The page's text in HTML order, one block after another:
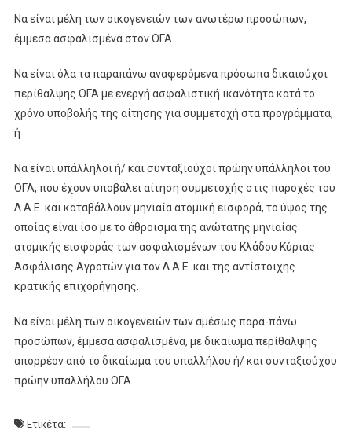
Να είναι μέλη των οικογενειών των ανωτέρω προσώπων,
έμμεσα ασφαλισμένα στον ΟΓΑ.
Να είναι όλα τα παραπάνω αναφερόμενα πρόσωπα δικαιούχοι
περίθαλψης ΟΓΑ με ενεργή ασφαλιστική ικανότητα κατά το
χρόνο υποβολής της αίτησης για συμμετοχή στα προγράμματα,
ή
Να είναι υπάλληλοι ή/ και συνταξιούχοι πρώην υπάλληλοι του
ΟΓΑ, που έχουν υποβάλει αίτηση συμμετοχής στις παροχές του
Λ.Α.Ε. και καταβάλλουν μηνιαία ατομική εισφορά, το ύψος της
οποίας είναι ίσο με το άθροισμα της ανώτατης μηνιαίας
ατομικής εισφοράς των ασφαλισμένων του Κλάδου Κύριας
Ασφάλισης Αγροτών για τον Λ.Α.Ε. και της αντίστοιχης
κρατικής επιχορήγησης.
Να είναι μέλη των οικογενειών των αμέσως παρα-πάνω
προσώπων, έμμεσα ασφαλισμένα, με δικαίωμα περίθαλψης
απορρέον από το δικαίωμα του υπαλλήλου ή/ και συνταξιούχου
πρώην υπαλλήλου ΟΓΑ.
Ετικέτα: